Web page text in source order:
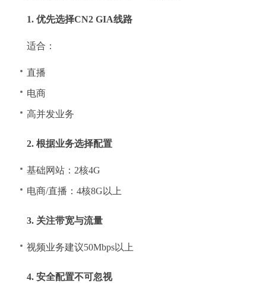
1. 优先选择CN2 GIA线路
适合：
直播
电商
高并发业务
2. 根据业务选择配置
基础网站：2核4G
电商/直播：4核8G以上
3. 关注带宽与流量
视频业务建议50Mbps以上
4. 安全配置不可忽视